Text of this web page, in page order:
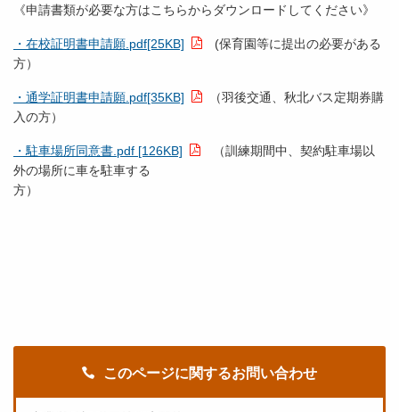
《申請書類が必要な方はこちらからダウンロードしてください》
・在校証明書申請願.pdf[25KB]
(保育園等に提出の必要がある
方）
・通学証明書申請願.pdf[35KB]
（羽後交通、秋北バス定期券購
入の方）
・駐車場所同意書.pdf [126KB]
（訓練期間中、契約駐車場以
外の場所に車を駐車する
方
このページに関するお問い合わせ